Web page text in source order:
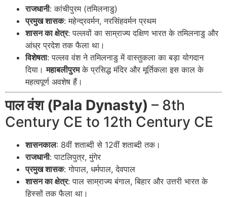
राजधानी: कांचीपुरम (तमिलनाडु)
प्रमुख शासक: महेन्द्रवर्मन, नरसिंहवर्मन प्रथम
शासन का क्षेत्र: पल्लवों का साम्राज्य दक्षिण भारत के तमिलनाडु और
आंध्र प्रदेश तक फैला था।
विशेषता: पल्लव वंश ने तमिलनाडु में वास्तुकला का बड़ा योगदान
दिया।महाबलीपुरमके प्रसिद्ध मंदिर और मूर्तिकला इस काल के
महत्वपूर्ण अवशेष हैं।
पाल वंश (Pala Dynasty) – 8th
Century CE to 12th Century CE
शासनकाल: 8वीं शताब्दी से 12वीं शताब्दी तक।
राजधानी: पाटलिपुत्र, मुंगेर
प्रमुख शासक: गोपाल, धर्मपाल, देवपाल
शासन का क्षेत्र: पाल साम्राज्य बंगाल, बिहार और उत्तरी भारत के
हिस्सों तक फैला था।